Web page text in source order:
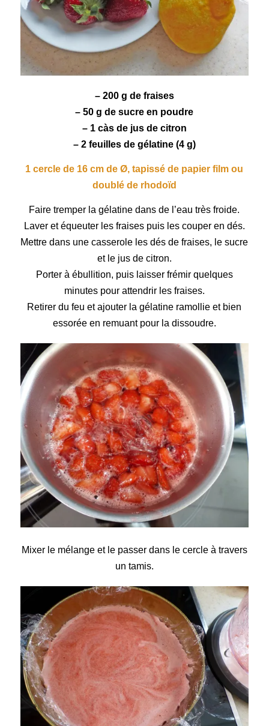
– 200 g de fraises
– 50 g de sucre en poudre
– 1 càs de jus de citron
– 2 feuilles de gélatine (4 g)
1 cercle de 16 cm de Ø, tapissé de papier film ou
doublé de rhodoïd
Faire tremper la gélatine dans de l’eau très froide.
Laver et équeuter les fraises puis les couper en dés.
Mettre dans une casserole les dés de fraises, le sucre
et le jus de citron.
Porter à ébullition, puis laisser frémir quelques
minutes pour attendrir les fraises.
Retirer du feu et ajouter la gélatine ramollie et bien
essorée en remuant pour la dissoudre.
Mixer le mélange et le passer dans le cercle à travers
un tamis.